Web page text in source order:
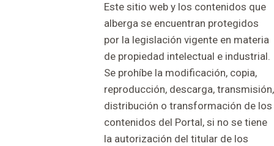
Este sitio web y los contenidos que
alberga se encuentran protegidos
por la legislación vigente en materia
de propiedad intelectual e industrial.
Se prohíbe la modificación, copia,
reproducción, descarga, transmisión,
distribución o transformación de los
contenidos del Portal, si no se tiene
la autorización del titular de los